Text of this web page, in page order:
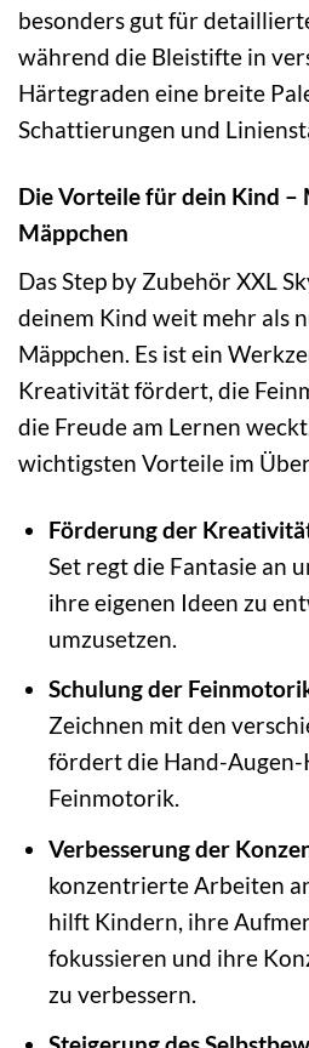
besonders gut für
während die Bleistifte in
Härtegraden eine breite
Schattierungen und
Die Vorteile für dein Kind –
Mäppchen
Das Step by Zubehör XXL
deinem Kind weit mehr als
Mäppchen. Es ist ein
Kreativität fördert, die
die Freude am Lernen
wichtigsten Vorteile im
Förderung der
Set regt die Fantasie an
ihre eigenen Ideen zu
umzusetzen.
Schulung der
Zeichnen mit den
fördert die Hand-
Feinmotorik.
Verbesserung der
konzentrierte Arbeiten
hilft Kindern, ihre
fokussieren und ihre
zu verbessern.